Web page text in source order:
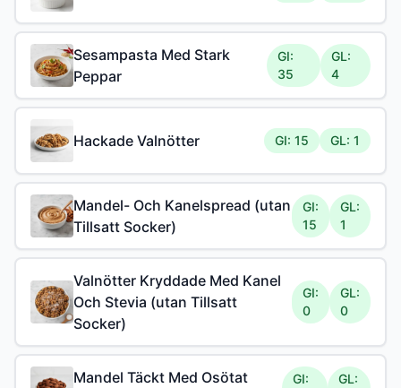
Sesampasta Med Stark
Peppar
GI:
35
GL:
4
Hackade Valnötter GI: 15 GL: 1
Mandel- Och Kanelspread (utan
Tillsatt Socker)
GI:
15
GL:
1
Valnötter Kryddade Med Kanel
Och Stevia (utan Tillsatt
Socker)
GI:
0
GL:
0
Mandel Täckt Med Osötat
GI:
GL: